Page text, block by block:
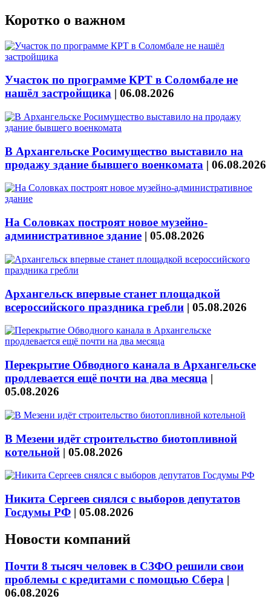
Коротко о важном
Участок по программе КРТ в Соломбале не
нашёл застройщика | 06.08.2026
В Архангельске Росимущество выставило на
продажу здание бывшего военкомата | 06.08.2026
На Соловках построят новое музейно-
административное здание | 05.08.2026
Архангельск впервые станет площадкой
всероссийского праздника гребли | 05.08.2026
Перекрытие Обводного канала в Архангельске
продлевается ещё почти на два месяца |
05.08.2026
В Мезени идёт строительство биотопливной
котельной | 05.08.2026
Никита Сергеев снялся с выборов депутатов
Госдумы РФ | 05.08.2026
Новости компаний
Почти 8 тысяч человек в СЗФО решили свои
проблемы с кредитами с помощью Сбера |
06.08.2026